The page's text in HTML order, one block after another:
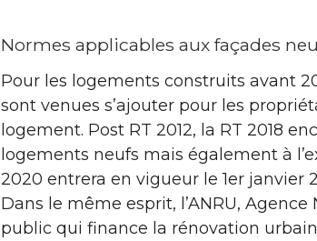
Normes applicables aux façades
Pour les logements construits avant
sont venues s’ajouter pour les
logement. Post RT 2012, la RT 2018
logements neufs mais également à
2020 entrera en vigueur le 1er janvier
Dans le même esprit, l’ANRU,
public qui finance la rénovation